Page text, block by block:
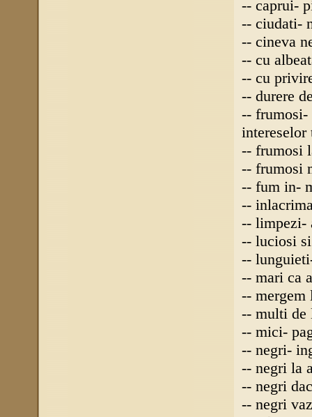
-- caprui-
-- ciudati-
-- cineva
-- cu
-- cu
-- durere
-- frumosi-
intereselor
-- frumosi
-- frumosi
-- fum in-
--
-- limpezi-
-- luciosi
--
-- mari ca
-- mergem
-- multi de
-- mici-
-- negri-
-- negri la
-- negri
-- negri